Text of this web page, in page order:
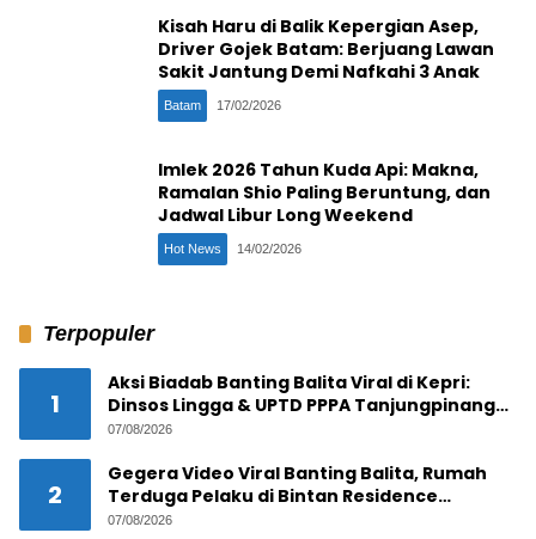
Kisah Haru di Balik Kepergian Asep,
Driver Gojek Batam: Berjuang Lawan
Sakit Jantung Demi Nafkahi 3 Anak
Batam 17/02/2026
Imlek 2026 Tahun Kuda Api: Makna,
Ramalan Shio Paling Beruntung, dan
Jadwal Libur Long Weekend
Hot News 14/02/2026
Terpopuler
1
Aksi Biadab Banting Balita Viral di Kepri:
Dinsos Lingga & UPTD PPPA Tanjungpinang
Lacak Pelaku
07/08/2026
2
Gegera Video Viral Banting Balita, Rumah
Terduga Pelaku di Bintan Residence
Tanjungpinang Diserbu Warga
07/08/2026